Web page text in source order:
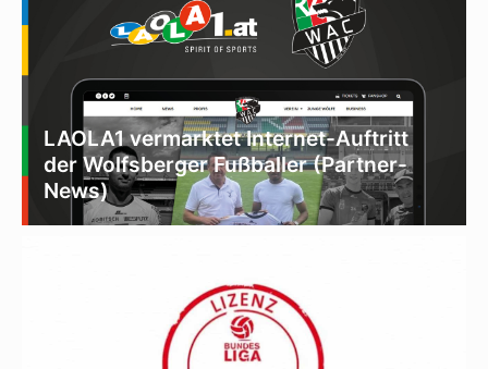
LAOLA1 vermarktet Internet-Auftritt
der Wolfsberger Fußballer (Partner-
News)